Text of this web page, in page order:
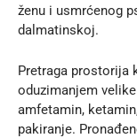
ženu i usmrćenog
dalmatinskoj.
Pretraga prostorija
oduzimanjem
amfetamin,
pakiranje.